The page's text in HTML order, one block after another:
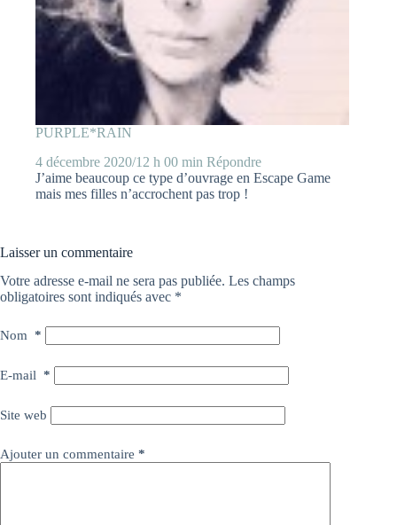
PURPLE*RAIN
4 décembre 2020/12 h 00 min Répondre
J’aime beaucoup ce type d’ouvrage en Escape Game
mais mes filles n’accrochent pas trop !
Laisser un commentaire
Votre adresse e-mail ne sera pas publiée. Les champs
obligatoires sont indiqués avec *
Nom *
E-mail *
Site web
Ajouter un commentaire *